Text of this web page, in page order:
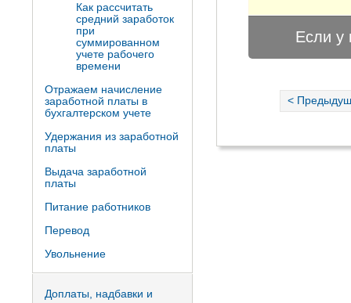
Если у
<
Как рассчитать
средний заработок
при
суммированном
учете рабочего
времени
Отражаем начисление
заработной платы в
бухгалтерском учете
Удержания из заработной
платы
Выдача заработной
платы
Питание работников
Перевод
Увольнение
Доплаты, надбавки и